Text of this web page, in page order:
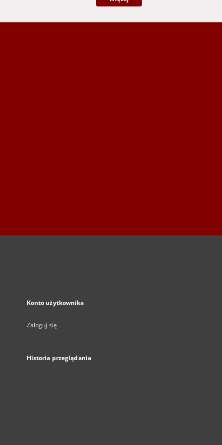
Konto użytkownika
Zaloguj się
Historia przeglądania